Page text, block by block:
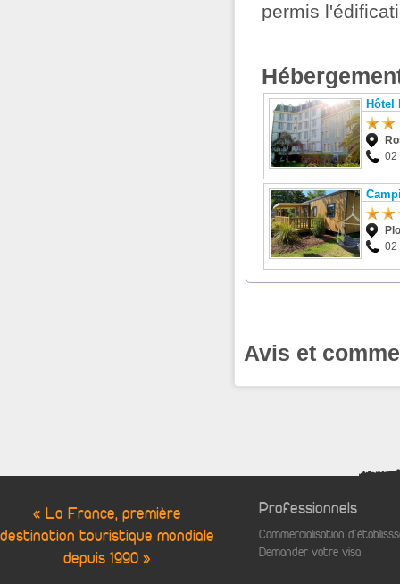
permis
Hôtel
02
02
Avis et
« La France, première
destination touristique mondiale
depuis 1990 »
Professionnels
Commercialisation
Demander votre visa